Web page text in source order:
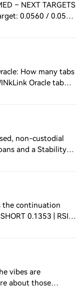
– NEXT TARGETS
0.0560 / 0.0580
How many tabs
Oracle tab
the growing
non-custodial
and a Stability
project news
the continuation
0.1353 | RSI
$0.1338 ⚠️
vibes are
about those